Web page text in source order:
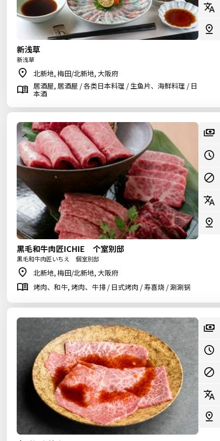
新浅草
新浅草
北新地, 梅田/北新地, 大阪府
居酒屋, 居酒屋 / 各类日本料理 / 生鱼片、海鲜料理 / 日
本酒
黑毛和牛肉匠ICHIE 个室别邸
黒毛和牛肉匠いちえ 個室別邸
北新地, 梅田/北新地, 大阪府
烤肉、和牛, 烤肉、牛排 / 日式烤肉 / 寿喜烧 / 涮涮锅